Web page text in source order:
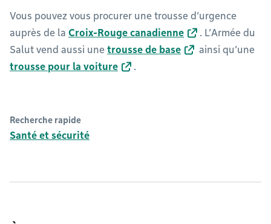
Vous pouvez vous procurer une trousse d’urgence
auprès de la Croix-Rouge canadienne
. L’Armée du
Salut vend aussi une trousse de base
ainsi qu’une
trousse pour la voiture
.
Recherche rapide
Santé et sécurité